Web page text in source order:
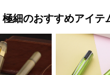
極細のおすすめアイテ